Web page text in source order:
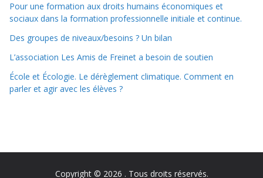
Pour une formation aux droits humains économiques et
sociaux dans la formation professionnelle initiale et continue.
Des groupes de niveaux/besoins ? Un bilan
L’association Les Amis de Freinet a besoin de soutien
École et Écologie. Le dérèglement climatique. Comment en
parler et agir avec les élèves ?
Copyright © 2026 . Tous droits réservés.